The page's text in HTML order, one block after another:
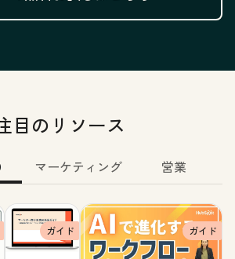
目のリソース
マーケティング 営業
ガイド ガイド